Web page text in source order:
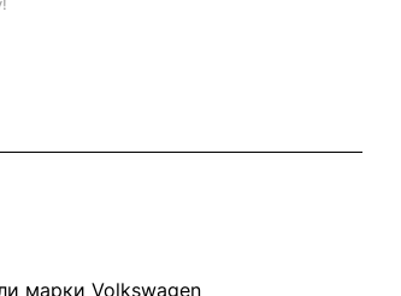
марки Volkswagen